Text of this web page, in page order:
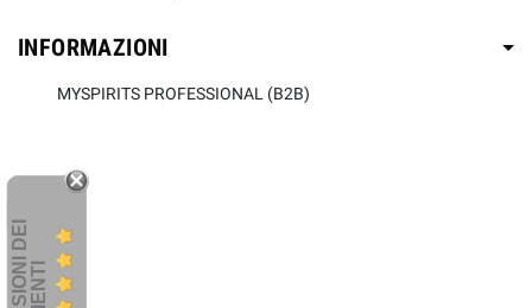
INFORMAZIONI
MYSPIRITS PROFESSIONAL (B2B)